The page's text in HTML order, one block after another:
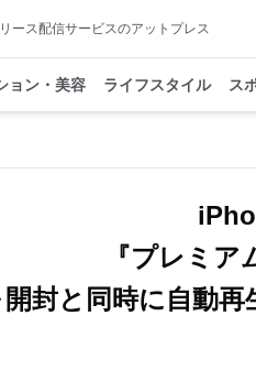
ース配信サービスのアットプレス
ョン・美容 ライフスタイル ス
『プレミ
開封と同時に自動